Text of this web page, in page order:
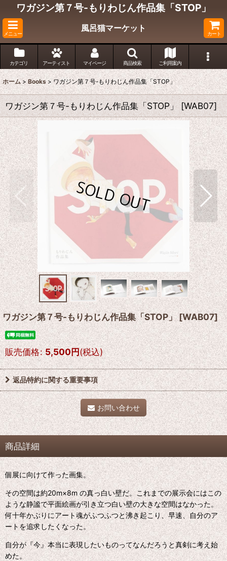
ワガジン第７号-もりわじん作品集「STOP」
メニュー
風呂猫マーケット
カート
カテゴリ アーティスト マイページ 商品検索 ご利用案内
ホーム > Books > ワガジン第７号-もりわじん作品集「STOP」
ワガジン第７号-もりわじん作品集「STOP」 [WAB07]
ワガジン第７号-もりわじん作品集「STOP」 [WAB07]
販売価格: 5,500円(税込)
返品特約に関する重要事項
お問い合わせ
商品詳細
個展に向けて作った画集。
その空間は約20m×8mの真っ白い壁だ。これまでの展示会にはこの
ような静謐で平面絵画が引き立つ白い壁の大きな空間はなかった。
何十年かぶりにアート魂がふつふつと沸き起こり、早速、自分のア
ートを追求したくなった。
自分が『今』本当に表現したいものってなんだろうと真剣に考え始
めた。